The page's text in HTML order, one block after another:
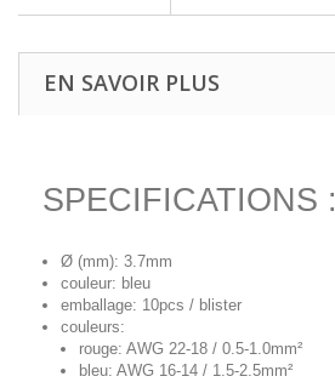
EN SAVOIR PLUS
SPECIFICATIONS :
Ø (mm): 3.7mm
couleur: bleu
emballage: 10pcs / blister
couleurs:
rouge: AWG 22-18 / 0.5-1.0mm²
bleu: AWG 16-14 / 1.5-2.5mm²